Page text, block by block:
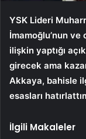
YSK Lideri
İmamoğlu’nun ve
ilişkin yaptığı
girecek ama
Akkaya, bahisle
esasları
İlgili Makaleler